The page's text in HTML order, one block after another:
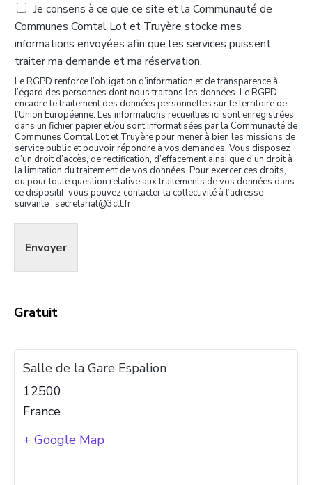
Je consens à ce que ce site et la Communauté de
Communes Comtal Lot et Truyère stocke mes
informations envoyées afin que les services puissent
traiter ma demande et ma réservation.
Le RGPD renforce l’obligation d’information et de transparence à
l’égard des personnes dont nous traitons les données. Le RGPD
encadre le traitement des données personnelles sur le territoire de
l’Union Européenne. Les informations recueillies ici sont enregistrées
dans un fichier papier et/ou sont informatisées par la Communauté de
Communes Comtal Lot et Truyère pour mener à bien les missions de
service public et pouvoir répondre à vos demandes. Vous disposez
d’un droit d’accès, de rectification, d’effacement ainsi que d’un droit à
la limitation du traitement de vos données. Pour exercer ces droits,
ou pour toute question relative aux traitements de vos données dans
ce dispositif, vous pouvez contacter la collectivité à l’adresse
suivante : secretariat@3clt.fr
Envoyer
Gratuit
Salle de la Gare Espalion
12500
France
+ Google Map